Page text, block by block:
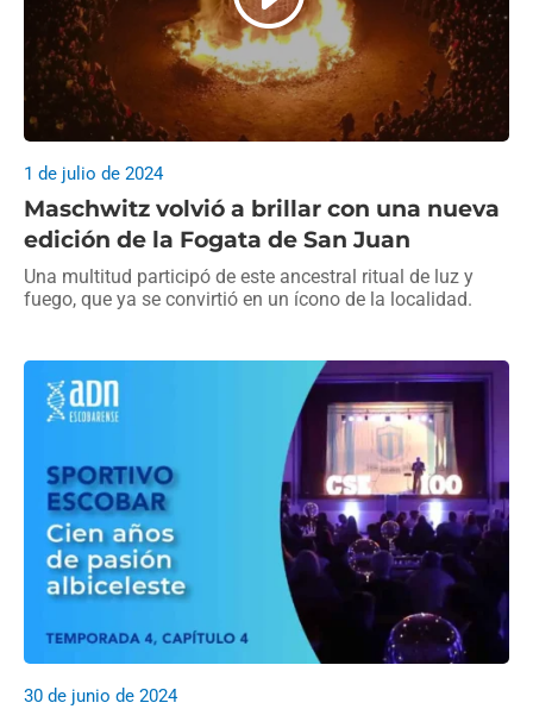
Maschwitz volvió a brillar con una nueva
edición de la Fogata de San Juan
1 de julio de 2024
Una multitud participó de este ancestral ritual de luz y
fuego, que ya se convirtió en un ícono de la localidad.
30 de junio de 2024